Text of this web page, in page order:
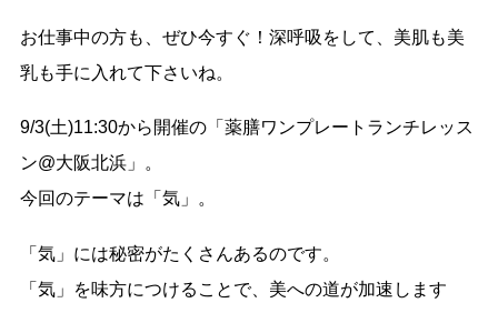
お仕事中の方も、ぜひ今すぐ！深呼吸をして、美肌も美
乳も手に入れて下さいね。
9/3(土)11:30から開催の「薬膳ワンプレートランチレッス
ン@大阪北浜」。
今回のテーマは「気」。
「気」には秘密がたくさんあるのです。
「気」を味方につけることで、美への道が加速します